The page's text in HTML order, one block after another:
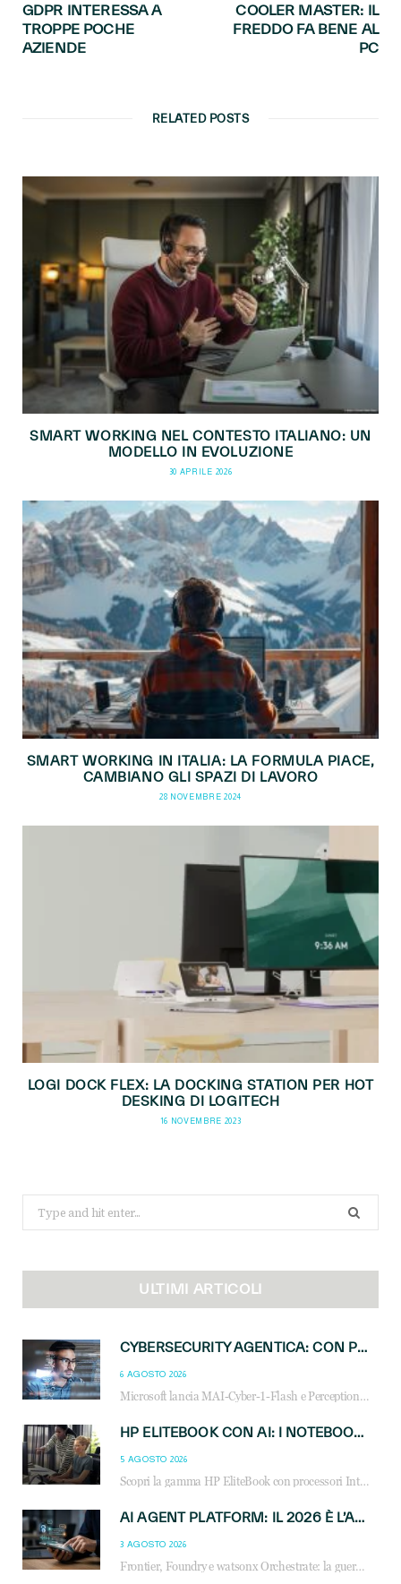
GDPR INTERESSA A
TROPPE POCHE
AZIENDE
COOLER MASTER: IL
FREDDO FA BENE AL
PC
RELATED POSTS
SMART WORKING NEL CONTESTO ITALIANO: UN
MODELLO IN EVOLUZIONE
30 APRILE 2026
SMART WORKING IN ITALIA: LA FORMULA PIACE,
CAMBIANO GLI SPAZI DI LAVORO
28 NOVEMBRE 2024
LOGI DOCK FLEX: LA DOCKING STATION PER HOT
DESKING DI LOGITECH
16 NOVEMBRE 2023
for:
ULTIMI ARTICOLI
CYBERSECURITY AGENTICA: CON PERCEPTION E MAI-CYBER-1-FLASH MICROSOFT APRE NUOVI SERVIZI PER IL CANALE
6 AGOSTO 2026
Microsoft lancia MAI-Cyber-1-Flash e Perception: cybersecurity agentica in preview dal 3 novembre. Cosa cambia per MSP, system integrator e reseller.
HP ELITEBOOK CON AI: I NOTEBOOK BUSINESS INTELLIGENTI CHE TRASFORMANO PRODUTTIVITÀ, SICUREZZA E LAVORO IBRIDO
5 AGOSTO 2026
Scopri la gamma HP EliteBook con processori Intel® Core™ Ultra e AMD Ryzen™ AI. Notebook business progettati per aumentare la produttività, migliorare la collaborazione e garantire sicurezza avanzata in ufficio e in mobilità.
AI AGENT PLATFORM: IL 2026 È L’ANNO DEL «SISTEMA OPERATIVO» PER GLI AGENTI AZIENDALI
3 AGOSTO 2026
Frontier, Foundry e watsonx Orchestrate: la guerra delle piattaforme AI agent ridisegna il mercato IT. Cosa cambia per reseller, MSP e system integrator.